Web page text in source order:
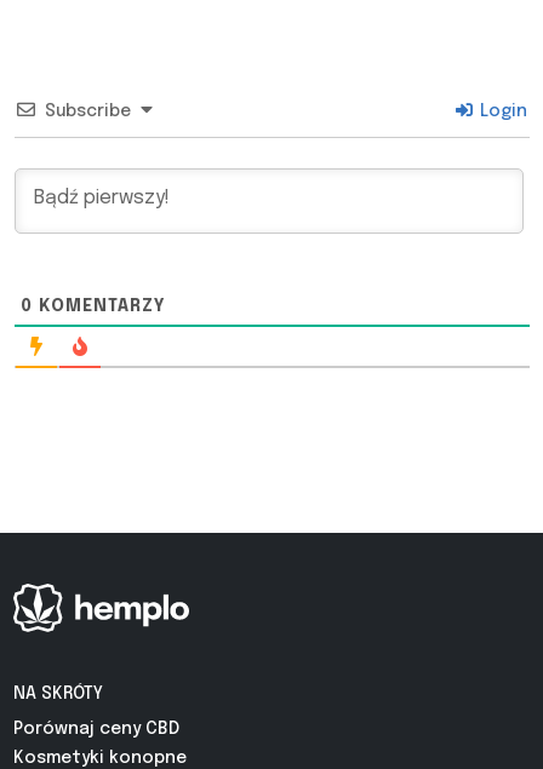
Subscribe Login
0 KOMENTARZY
NA SKRÓTY
Porównaj ceny CBD
Kosmetyki konopne